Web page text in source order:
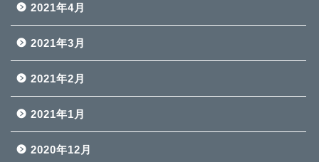
2021年4月
2021年3月
2021年2月
2021年1月
2020年12月